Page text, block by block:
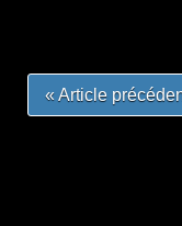
« Article